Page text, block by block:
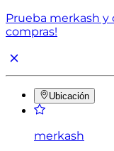
Prueba merkash
compras!
Ubicación
merkash